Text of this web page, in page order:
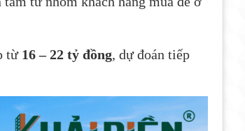
từ 16 – 22 tỷ đồng, dự đoán tiếp